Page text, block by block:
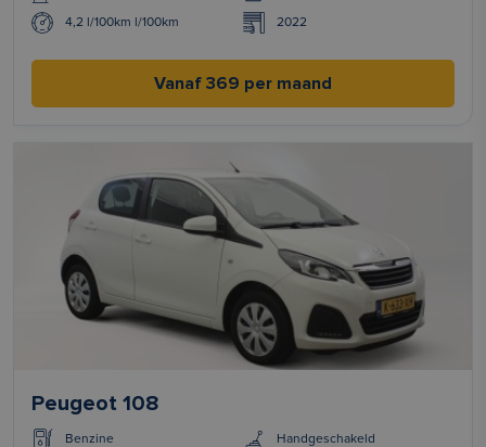
4,2 l/100km l/100km 2022
Vanaf 369 per maand
Peugeot 108
Benzine Handgeschakeld